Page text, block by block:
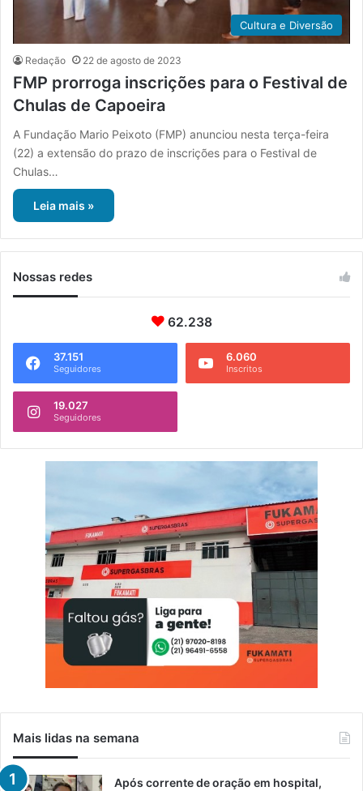
Cultura e Diversão
Redação 22 de agosto de 2023
FMP prorroga inscrições para o Festival de
Chulas de Capoeira
A Fundação Mario Peixoto (FMP) anunciou nesta terça-feira
(22) a extensão do prazo de inscrições para o Festival de
Chulas…
Leia mais »
Nossas redes
62.238
37.151
Seguidores
6.060
Inscritos
19.027
Seguidores
Mais lidas na semana
Após corrente de oração em hospital,